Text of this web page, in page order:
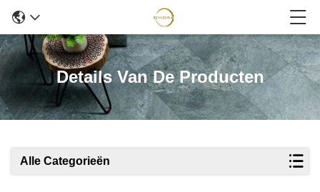
Details Van De Producten
Alle Categorieën